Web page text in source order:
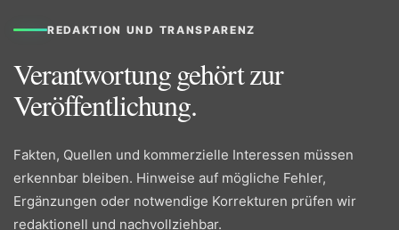
REDAKTION UND TRANSPARENZ
Verantwortung gehört zur
Veröffentlichung.
Fakten, Quellen und kommerzielle Interessen müssen
erkennbar bleiben. Hinweise auf mögliche Fehler,
Ergänzungen oder notwendige Korrekturen prüfen wir
redaktionell und nachvollziehbar.